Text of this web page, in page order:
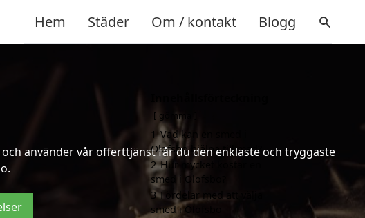
Hem Städer Om / kontakt Blogg
använder vår offerttjänst får du den enklaste och tryggaste
gömma
1 Vad kan en smed i
Olofsbo hjälpa till med?
2 Hur mycket kostar en
smed i Olofsbo?
3 Fördelar med att välja
smed i Olofsbo